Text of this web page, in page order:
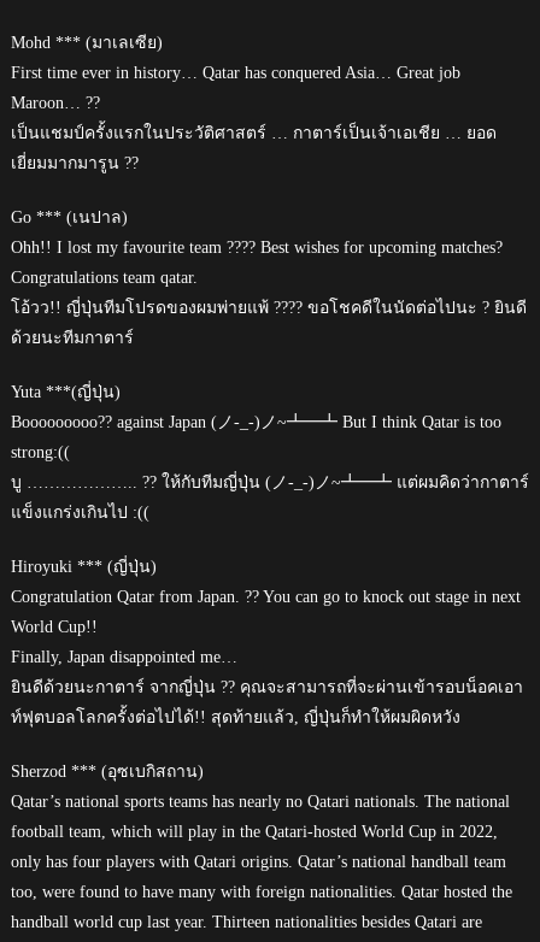
Mohd *** (มาเลเซีย)
First time ever in history… Qatar has conquered Asia… Great job
Maroon… ??
เป็นแชมป์ครั้งแรกในประวัติศาสตร์ … กาตาร์เป็นเจ้าเอเชีย … ยอด
เยี่ยมมากมารูน ??
Go *** (เนปาล)
Ohh!! I lost my favourite team ???? Best wishes for upcoming matches?
Congratulations team qatar.
โอ้วว!! ญี่ปุ่นทีมโปรดของผมพ่ายแพ้ ???? ขอโชคดีในนัดต่อไปนะ ? ยินดี
ด้วยนะทีมกาตาร์
Yuta ***(ญี่ปุ่น)
Booooooooo?? against Japan (ノ-_-)ノ~┻━┻ But I think Qatar is too
strong:((
บู ……………….. ?? ให้กับทีมญี่ปุ่น (ノ-_-)ノ~┻━┻ แต่ผมคิดว่ากาตาร์
แข็งแกร่งเกินไป :((
Hiroyuki *** (ญี่ปุ่น)
Congratulation Qatar from Japan. ?? You can go to knock out stage in next
World Cup!!
Finally, Japan disappointed me…
ยินดีด้วยนะกาตาร์ จากญี่ปุ่น ?? คุณจะสามารถที่จะผ่านเข้ารอบน็อคเอา
ท์ฟุตบอลโลกครั้งต่อไปได้!! สุดท้ายแล้ว, ญี่ปุ่นก็ทำให้ผมผิดหวัง
Sherzod *** (อุซเบกิสถาน)
Qatar’s national sports teams has nearly no Qatari nationals. The national
football team, which will play in the Qatari-hosted World Cup in 2022,
only has four players with Qatari origins. Qatar’s national handball team
too, were found to have many with foreign nationalities. Qatar hosted the
handball world cup last year. Thirteen nationalities besides Qatari are